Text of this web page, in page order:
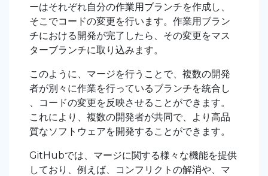
ーはそれぞれ自分の作業用ブランチを作成し、
そこでコードの変更を行います。作業用ブラン
チにおける開発が完了したら、その変更をマス
ターブランチに取り込みます。
このように、マージを行うことで、複数の開発
者が別々に作業を行っているブランチを統合し
、コードの変更を反映させることができます。
これにより、複数の開発者が共同で、より高品
質なソフトウェアを開発することができます。
GitHubでは、マージに関する様々な機能を提供
しており、例えば、コンフリクトの解消や、マ